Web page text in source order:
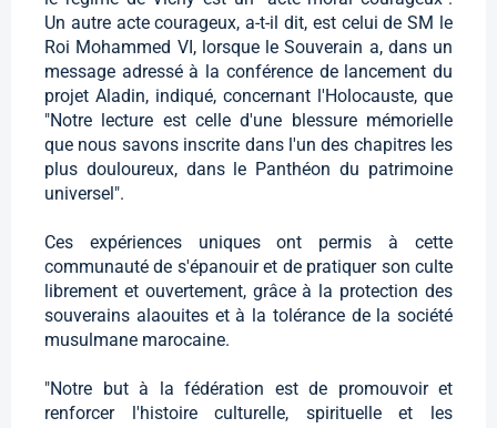
Un autre acte courageux, a-t-il dit, est celui de SM le
Roi Mohammed VI, lorsque le Souverain a, dans un
message adressé à la conférence de lancement du
projet Aladin, indiqué, concernant l'Holocauste, que
"Notre lecture est celle d'une blessure mémorielle
que nous savons inscrite dans l'un des chapitres les
plus douloureux, dans le Panthéon du patrimoine
universel".
Ces expériences uniques ont permis à cette
communauté de s'épanouir et de pratiquer son culte
librement et ouvertement, grâce à la protection des
souverains alaouites et à la tolérance de la société
musulmane marocaine.
"Notre but à la fédération est de promouvoir et
renforcer l'histoire culturelle, spirituelle et les